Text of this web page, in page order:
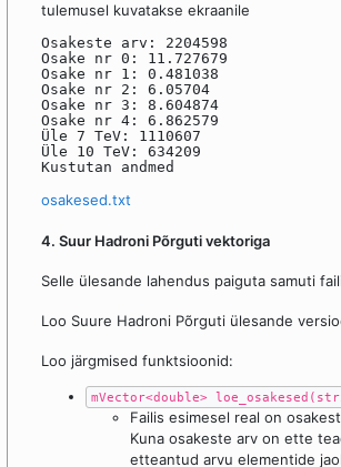
tulemusel kuvatakse ekraanile
Osakeste arv: 2204598
Osake nr 0: 11.727679
Osake nr 1: 0.481038
Osake nr 2: 6.05704
Osake nr 3: 8.604874
Osake nr 4: 6.862579
Üle 7 TeV: 1110607
Üle 10 TeV: 634209
Kustutan andmed
osakesed.txt
4. Suur Hadroni Põrguti vektoriga
Selle ülesande lahendus paiguta samuti
Loo Suure Hadroni Põrguti ülesande
Loo järgmised funktsioonid:
mVector<double>
Failis esimesel real on
Kuna osakeste arv on ette
etteantud arvu elementide